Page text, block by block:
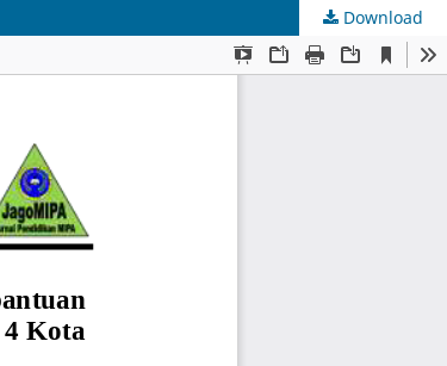
Download